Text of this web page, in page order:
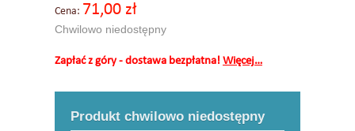
Cena: 71,00 zł
Chwilowo niedostępny
Zapłać z góry - dostawa bezpłatna! Więcej…
Produkt chwilowo niedostępny